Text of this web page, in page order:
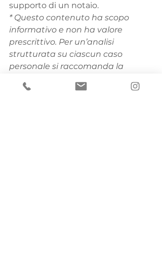
supporto di un notaio.
* Questo contenuto ha scopo
informativo e non ha valore
prescrittivo. Per un’analisi
strutturata su ciascun caso
personale si raccomanda la
abilitati.